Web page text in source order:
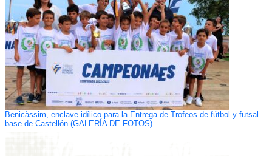
Benicàssim, enclave idílico para la Entrega de Trofeos de fútbol y futsal
base de Castellón (GALERÍA DE FOTOS)